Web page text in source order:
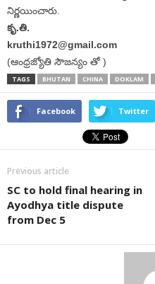
నిర్ణయించారు.
కృ.తి.
kruthi1972@gmail.com
(ఆంధ్రజ్యోతి సౌజన్యం తో )
TAGS BHUTAN CHINA DOKLAM
Facebook Twitter
Previous article
SC to hold final hearing in
Ayodhya title dispute
from Dec 5